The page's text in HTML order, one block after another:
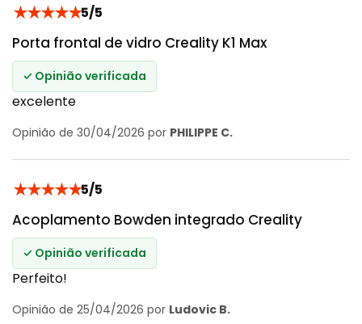
★★★★★5/5
Porta frontal de vidro Creality K1 Max
✓ Opinião verificada
excelente
Opinião de 30/04/2026 por PHILIPPE C.
★★★★★5/5
Acoplamento Bowden integrado Creality
✓ Opinião verificada
Perfeito!
Opinião de 25/04/2026 por Ludovic B.